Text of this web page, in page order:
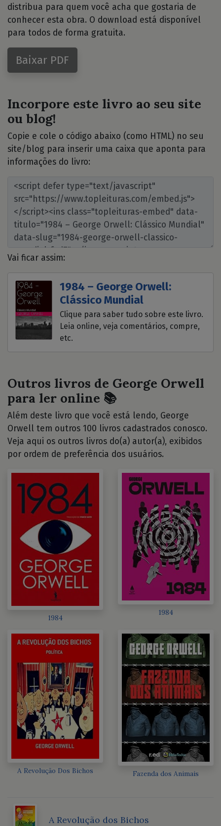
distribua para quem você acha que gostaria de
conhecer esta obra. O download está disponível
para todos de forma gratuita.
Baixar PDF
Incorpore este livro ao seu site
ou blog!
Copie e cole o código abaixo (como HTML) no seu
site/blog para inserir uma caixa que aponta para
informações do livro:
Vai ficar assim:
1984 – George Orwell:
Clássico Mundial
Clique para saber tudo sobre este livro.
Leia online, veja comentários, compre,
etc.
Outros livros de George Orwell
para ler online 📚
Além deste livro que você está lendo, George
Orwell tem outros 100 livros cadastrados conosco.
Veja aqui os outros livros do(a) autor(a), exibidos
por ordem de preferência dos usuários.
1984
1984
A Revolução Dos Bichos Fazenda dos Animais
A Revolução dos Bichos